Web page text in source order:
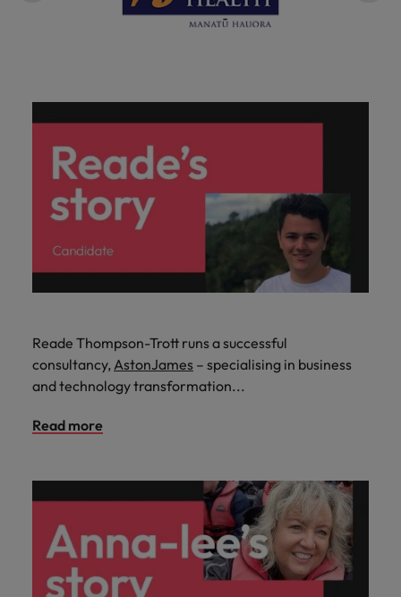
Reade Thompson-Trott runs a successful
consultancy, AstonJames – specialising in business
and technology transformation...
Read more